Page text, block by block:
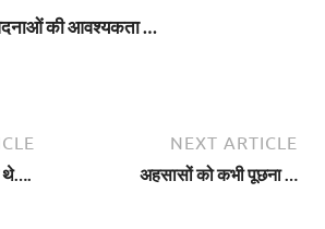
की आवश्यकता …
थे….
NEXT ARTICLE
अहसासों को कभी पूछना …